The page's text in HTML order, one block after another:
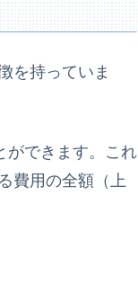
を持っていま
ができます。これ
費用の全額（上